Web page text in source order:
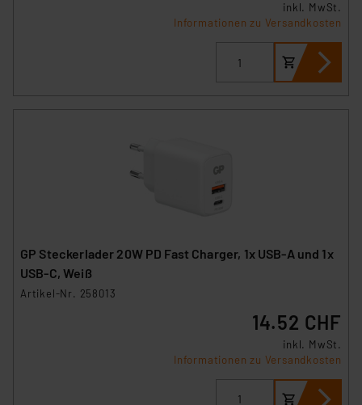
inkl. MwSt.
Informationen zu Versandkosten
GP Steckerlader 20W PD Fast Charger, 1x USB-A und 1x
USB-C, Weiß
Artikel-Nr. 258013
14.52 CHF
inkl. MwSt.
Informationen zu Versandkosten